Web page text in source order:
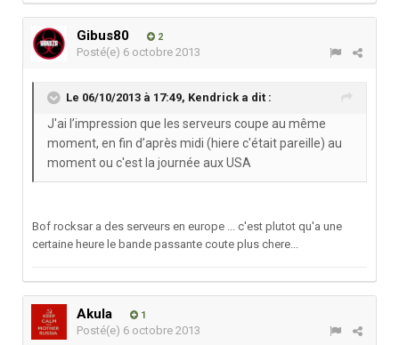
Gibus80 2
Posté(e) 6 octobre 2013
Le 06/10/2013 à 17:49, Kendrick a dit :
J'ai l’impression que les serveurs coupe au même
moment, en fin d’après midi (hiere c'était pareille) au
moment ou c'est la journée aux USA
Bof rocksar a des serveurs en europe ... c'est plutot qu'a une
certaine heure le bande passante coute plus chere...
Akula 1
Posté(e) 6 octobre 2013